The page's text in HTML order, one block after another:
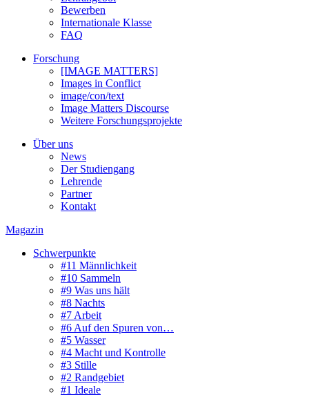
Bewerben
Internationale Klasse
FAQ
Forschung
[IMAGE MATTERS]
Images in Conflict
image/con/text
Image Matters Discourse
Weitere Forschungsprojekte
Über uns
News
Der Studiengang
Lehrende
Partner
Kontakt
Magazin
Schwerpunkte
#11 Männlichkeit
#10 Sammeln
#9 Was uns hält
#8 Nachts
#7 Arbeit
#6 Auf den Spuren von…
#5 Wasser
#4 Macht und Kontrolle
#3 Stille
#2 Randgebiet
#1 Ideale